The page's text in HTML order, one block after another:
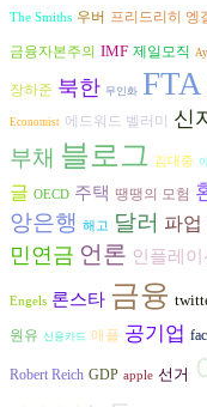
The Smiths 우버 프리드리히 엥
금융자본주의 IMF 제일모직
장하준 북한 무인화 FTA
Economist 에드워드 벨러미 신
부채 블로그 김대중
글 OECD 주택 땡땡의 모험
앙은행 해고 달러 파업
민연금 언론 인플레이
Engels 론스타 금융
원유 신용카드 애플 공기업
Robert Reich GDP apple 선거